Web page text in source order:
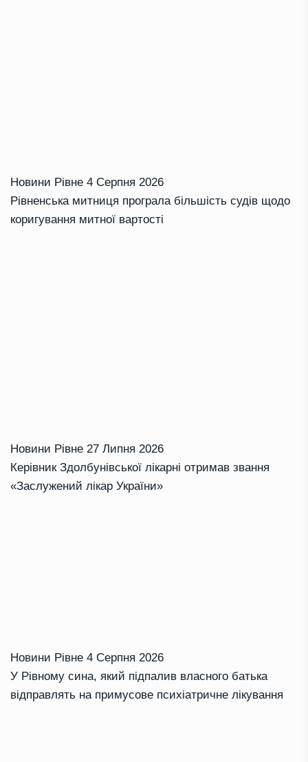
Новини Рівне 4 Серпня 2026
Рівненська митниця програла більшість судів щодо
коригування митної вартості
Новини Рівне 27 Липня 2026
Керівник Здолбунівської лікарні отримав звання
«Заслужений лікар України»
Новини Рівне 4 Серпня 2026
У Рівному сина, який підпалив власного батька
відправлять на примусове психіатричне лікування